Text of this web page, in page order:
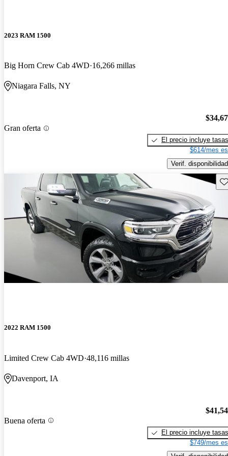
2023 RAM 1500
Big Horn Crew Cab 4WD 16,266 millas
Niagara Falls, NY
Gran oferta
El precio incluye tasas
$614/mes
Verif. disponibilidad
2022 RAM 1500
Limited Crew Cab 4WD 48,116 millas
Davenport, IA
Buena oferta
El precio incluye tasas
$749/mes